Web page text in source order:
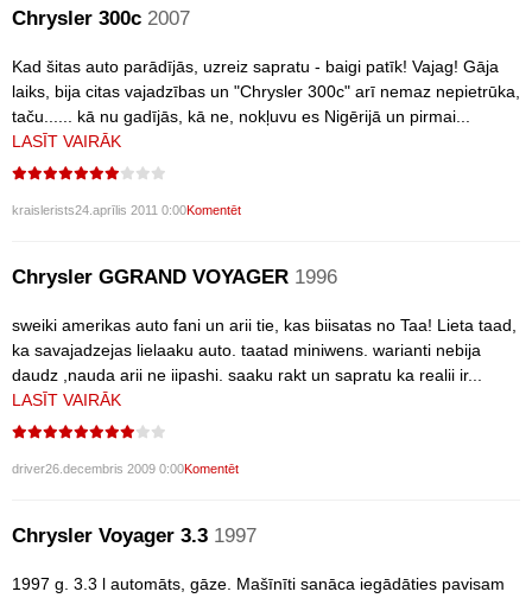
Chrysler 300c 2007
Kad šitas auto parādījās, uzreiz sapratu - baigi patīk! Vajag! Gāja
laiks, bija citas vajadzības un "Chrysler 300c" arī nemaz nepietrūka,
taču...... kā nu gadījās, kā ne, nokļuvu es Nigērijā un pirmai...
LASĪT VAIRĀK
kraislerists24.aprīlis 2011 0:00Komentēt
Chrysler GGRAND VOYAGER 1996
sweiki amerikas auto fani un arii tie, kas biisatas no Taa! Lieta taad,
ka savajadzejas lielaaku auto. taatad miniwens. warianti nebija
daudz ,nauda arii ne iipashi. saaku rakt un sapratu ka realii ir...
LASĪT VAIRĀK
driver26.decembris 2009 0:00Komentēt
Chrysler Voyager 3.3 1997
1997 g. 3.3 l automāts, gāze. Mašīnīti sanāca iegādāties pavisam